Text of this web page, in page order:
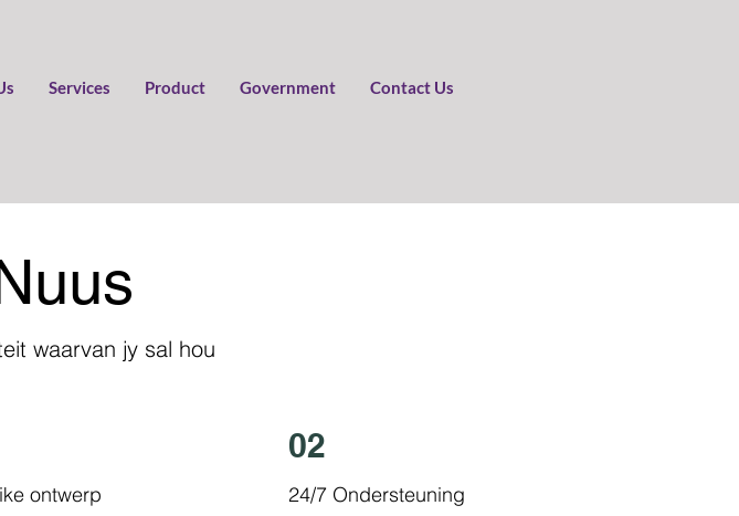
Services Product Government Contact Us
waarvan jy sal hou
ontwerp
02
24/7 Ondersteuning